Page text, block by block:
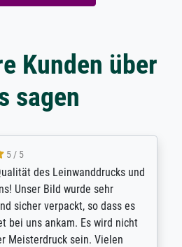
Kunden über
sagen
des Leinwanddrucks und
Bild wurde sehr
verpackt, so dass es
uns ankam. Es wird nicht
sein. Vielen